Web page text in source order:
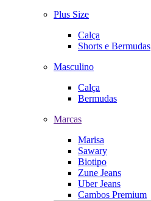
Plus Size
Calça
Shorts e Bermudas
Masculino
Calça
Bermudas
Marcas
Marisa
Sawary
Biotipo
Zune Jeans
Uber Jeans
Cambos Premium